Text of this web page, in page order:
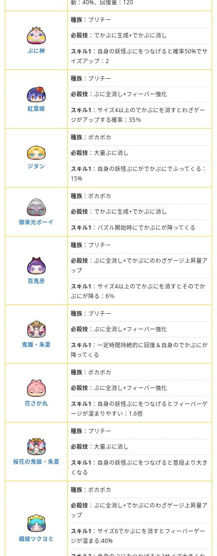
動：40%、回復量：120
ぷに神
種族 ：プリチー
必殺技 ：でかぷに生成+でかぷに消し
スキル1 ：自身の妖怪ぷにをつなげると確率50%でサ
イズアップ：2
紅葉姫
種族 ：プリチー
必殺技 ：ぷに全消し+フィーバー強化
スキル1 ：サイズ4以上のでかぷにを消すとわざゲー
ジがアップする確率：35％
ジタン
種族 ：ポカポカ
必殺技 ：大量ぷに消し
スキル1 ：自身の妖怪ぷにがでかぷにでふってくる：
15%
御来光ボーイ
種族 ：ポカポカ
必殺技 ：でかぷに生成+でかぷに消し
スキル1 ：パズル開始時にでかぷにが降ってくる
百鬼彦
種族 ：プリチー
必殺技 ：ぷに全消し+でかぷにのわざゲージ上昇量ア
ップ
スキル1 ：サイズ4以上のでかぷにを消すとそのでか
ぷにが降る：6％
鬼雛・朱夏
種族 ：プリチー
必殺技 ：ぷに全消し+フィーバー強化
スキル1 ：一定時間持続的に回復＆自身のでかぷにが
降ってくる
花さか丸
種族 ：ポカポカ
必殺技 ：ぷに全消し+フィーバー強化
スキル1 ：自身の妖怪ぷにをつなげるとフィーバーゲ
ージが溜まりやすい：1.6倍
桜花の鬼姫・朱夏
種族 ：プリチー
必殺技 ：大量ぷに消し
スキル1 ：自身の妖怪ぷにをつなげると普段より大き
くなる
織姫ツクヨミ
種族 ：ポカポカ
必殺技 ：ぷに全消し+でかぷにのわざゲージ上昇量ア
ップ
スキル1 ：サイズ6でかぷにを消すとフィーバーゲー
ジが溜まる:40%